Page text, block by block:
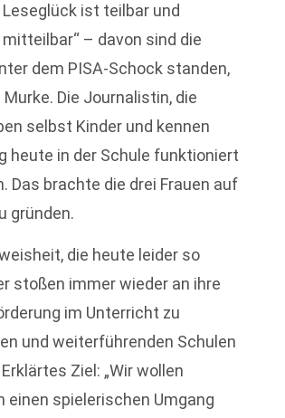
Leseglück ist teilbar und
mitteilbar“ – davon sind die
dem PISA-Schock standen,
Die Journalistin, die
selbst Kinder und kennen
heute in der Schule funktioniert
Das brachte die drei Frauen auf
gründen.
die heute leider so
stoßen immer wieder an ihre
im Unterricht zu
und weiterführenden Schulen
Ziel: „Wir wollen
einen spielerischen Umgang